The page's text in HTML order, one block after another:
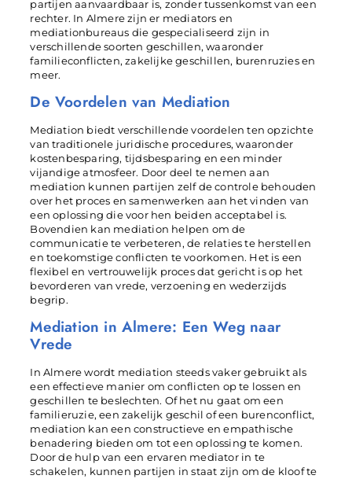
partijen aanvaardbaar is, zonder tussenkomst van een
rechter. In Almere zijn er mediators en
mediationbureaus die gespecialiseerd zijn in
verschillende soorten geschillen, waaronder
familieconflicten, zakelijke geschillen, burenruzies en
meer.
De Voordelen van Mediation
Mediation biedt verschillende voordelen ten opzichte
van traditionele juridische procedures, waaronder
kostenbesparing, tijdsbesparing en een minder
vijandige atmosfeer. Door deel te nemen aan
mediation kunnen partijen zelf de controle behouden
over het proces en samenwerken aan het vinden van
een oplossing die voor hen beiden acceptabel is.
Bovendien kan mediation helpen om de
communicatie te verbeteren, de relaties te herstellen
en toekomstige conflicten te voorkomen. Het is een
flexibel en vertrouwelijk proces dat gericht is op het
bevorderen van vrede, verzoening en wederzijds
begrip.
Mediation in Almere: Een Weg naar
Vrede
In Almere wordt mediation steeds vaker gebruikt als
een effectieve manier om conflicten op te lossen en
geschillen te beslechten. Of het nu gaat om een
familieruzie, een zakelijk geschil of een burenconflict,
mediation kan een constructieve en empathische
benadering bieden om tot een oplossing te komen.
Door de hulp van een ervaren mediator in te
schakelen, kunnen partijen in staat zijn om de kloof te